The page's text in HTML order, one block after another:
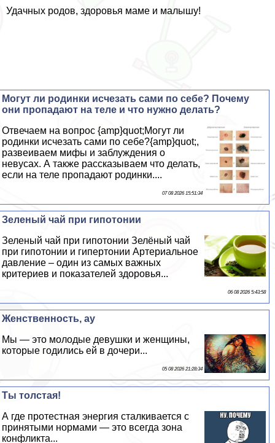
Удачных родов, здоровья маме и малышу!
Могут ли родинки исчезать сами по себе? Почему
они пропадают на теле и что нужно делать?
Отвечаем на вопрос {amp}quot;Могут ли
родинки исчезать сами по себе?{amp}quot;,
развеиваем мифы и заблуждения о
невусах. А также рассказываем что делать,
если на теле пропадают родинки....
07 08 2026 15:51:34
Зеленый чай при гипотонии
Зеленый чай при гипотонии Зелёный чай
при гипотонии и гипертонии Артериальное
давление – один из самых важных
критериев и показателей здоровья...
06 08 2026 5:43:58
Женственность, ау
Мы — это молодые дeвyшки и женщины,
которые годились ей в дочери...
05 08 2026 21:28:34
Ты толстая!
А где протестная энергия сталкивается с
принятыми нормами — это всегда зона
конфликта...